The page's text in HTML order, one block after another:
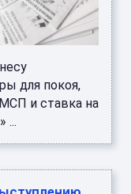
для покоя,
и ставка на
...